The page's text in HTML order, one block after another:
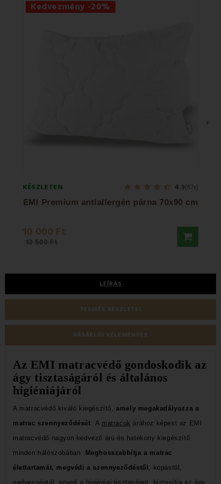
Kedvezmény -20%
KÉSZLETEN 4.9(67x)
EMI Premium antiallergén párna 70x90 cm
10 000 Ft
12 500 Ft
›
LEÍRÁS
TERMÉK RÉSZLETEI
VÁSÁRLÓI VÉLEMÉNYEK
Az EMI matracvédő gondoskodik az
ágy tisztaságáról és általános
higiéniájáról
A matracvédő kiváló kiegészítő,amely megakadályozza a
matrac szennyeződését
A matracok árához képest az EMI
matracvédő nagyon kedvező árú és hatékony kiegészítő
minden hálószobában.
Meghosszabbítja a matrac
élettartamát, megvédi a szennyeződéstől
, kopástól,
nedvességtől, növeli a higiéniai tisztaságot, biztosítja az ágy